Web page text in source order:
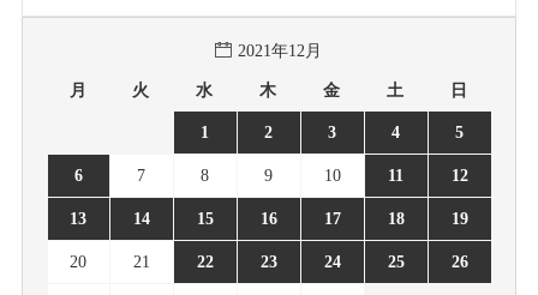
2021年12月
月 火 水 木 金 土 日
1 2 3 4 5
6 7 8 9 10 11 12
13 14 15 16 17 18 19
20 21 22 23 24 25 26